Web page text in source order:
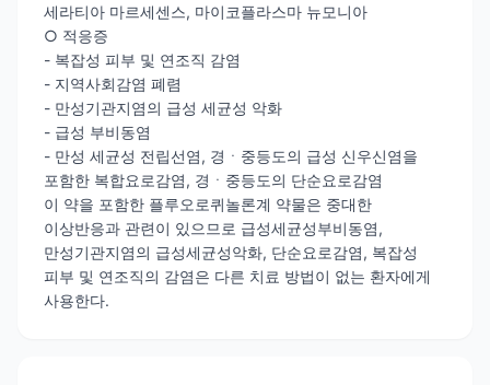
세라티아 마르세센스, 마이코플라스마 뉴모니아
○ 적응증
- 복잡성 피부 및 연조직 감염
- 지역사회감염 폐렴
- 만성기관지염의 급성 세균성 악화
- 급성 부비동염
- 만성 세균성 전립선염, 경ㆍ중등도의 급성 신우신염을
포함한 복합요로감염, 경ㆍ중등도의 단순요로감염
이 약을 포함한 플루오로퀴놀론계 약물은 중대한
이상반응과 관련이 있으므로 급성세균성부비동염,
만성기관지염의 급성세균성악화, 단순요로감염, 복잡성
피부 및 연조직의 감염은 다른 치료 방법이 없는 환자에게
사용한다.